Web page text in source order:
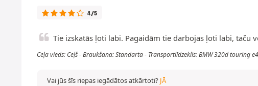
4/5
Tie izskatās ļoti labi. Pagaidām tie darbojas ļoti labi, taču
Ceļa vieds: Ceļš - Braukšana: Standarta - Transportlīdzeklis: BMW 320d touring
Vai jūs šīs riepas iegādātos atkārtoti? JĀ